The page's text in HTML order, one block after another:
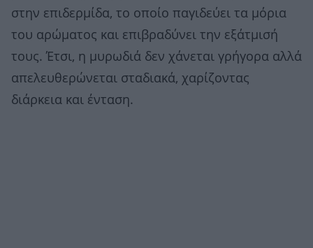
στην επιδερμίδα, το οποίο παγιδεύει τα μόρια
του αρώματος και επιβραδύνει την εξάτμισή
τους. Έτσι, η μυρωδιά δεν χάνεται γρήγορα αλλά
απελευθερώνεται σταδιακά, χαρίζοντας
διάρκεια και ένταση.